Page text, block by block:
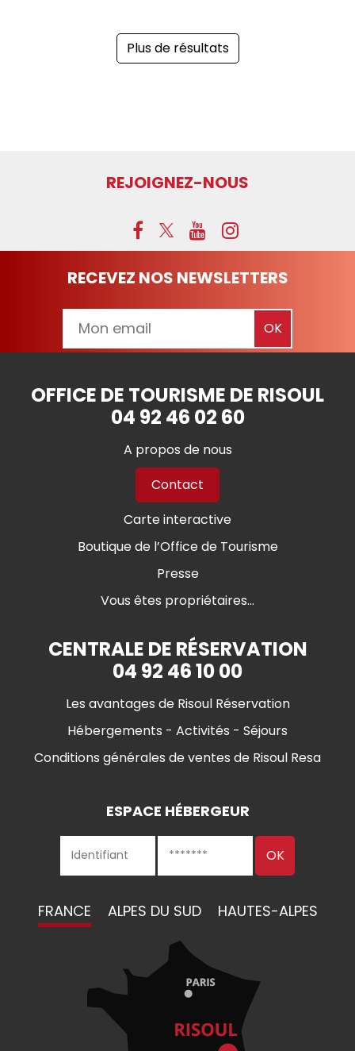
Plus de résultats
REJOIGNEZ-NOUS
RECEVEZ NOS NEWSLETTERS
OFFICE DE TOURISME DE RISOUL
04 92 46 02 60
A propos de nous
Contact
Carte interactive
Boutique de l’Office de Tourisme
Presse
Vous êtes propriétaires...
CENTRALE DE RÉSERVATION
04 92 46 10 00
Les avantages de Risoul Réservation
Hébergements - Activités - Séjours
Conditions générales de ventes de Risoul Resa
ESPACE HÉBERGEUR
FRANCE ALPES DU SUD HAUTES-ALPES